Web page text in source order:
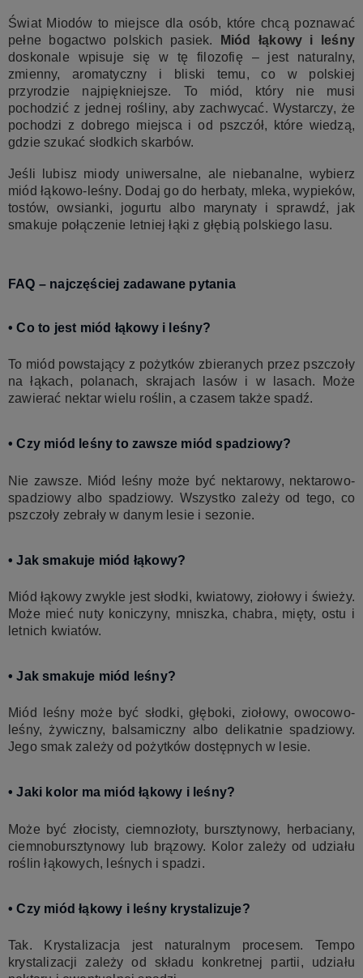
Świat Miodów to miejsce dla osób, które chcą poznawać
pełne bogactwo polskich pasiek.
Miód łąkowy i leśny
doskonale wpisuje się w tę filozofię – jest naturalny,
zmienny, aromatyczny i bliski temu, co w polskiej
przyrodzie najpiękniejsze. To miód, który nie musi
pochodzić z jednej rośliny, aby zachwycać. Wystarczy, że
pochodzi z dobrego miejsca i od pszczół, które wiedzą,
gdzie szukać słodkich skarbów.
Jeśli lubisz miody uniwersalne, ale niebanalne, wybierz
miód łąkowo-leśny. Dodaj go do herbaty, mleka, wypieków,
tostów, owsianki, jogurtu albo marynaty i sprawdź, jak
smakuje połączenie letniej łąki z głębią polskiego lasu.
FAQ – najczęściej zadawane pytania
• Co to jest miód łąkowy i leśny?
To miód powstający z pożytków zbieranych przez pszczoły
na łąkach, polanach, skrajach lasów i w lasach. Może
zawierać nektar wielu roślin, a czasem także spadź.
• Czy miód leśny to zawsze miód spadziowy?
Nie zawsze. Miód leśny może być nektarowy, nektarowo-
spadziowy albo spadziowy. Wszystko zależy od tego, co
pszczoły zebrały w danym lesie i sezonie.
• Jak smakuje miód łąkowy?
Miód łąkowy zwykle jest słodki, kwiatowy, ziołowy i świeży.
Może mieć nuty koniczyny, mniszka, chabra, mięty, ostu i
letnich kwiatów.
• Jak smakuje miód leśny?
Miód leśny może być słodki, głęboki, ziołowy, owocowo-
leśny, żywiczny, balsamiczny albo delikatnie spadziowy.
Jego smak zależy od pożytków dostępnych w lesie.
• Jaki kolor ma miód łąkowy i leśny?
Może być złocisty, ciemnozłoty, bursztynowy, herbaciany,
ciemnobursztynowy lub brązowy. Kolor zależy od udziału
roślin łąkowych, leśnych i spadzi.
• Czy miód łąkowy i leśny krystalizuje?
Tak. Krystalizacja jest naturalnym procesem. Tempo
krystalizacji zależy od składu konkretnej partii, udziału